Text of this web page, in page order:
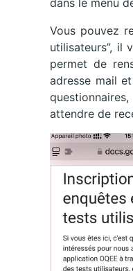
dans le menu
Vous pouvez
utilisateurs”, il
permet de
adresse mail
attendre de